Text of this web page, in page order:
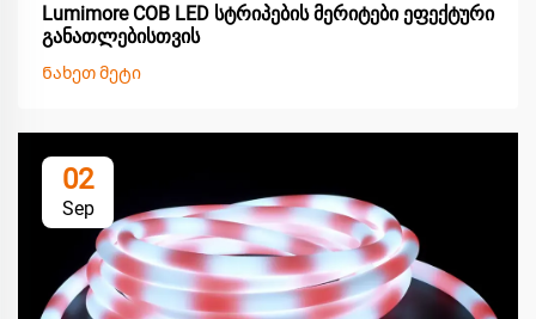
Lumimore COB LED სტრიპების მერიტები ეფექტური
განათლებისთვის
Ნახეთ მეტი
02
Sep